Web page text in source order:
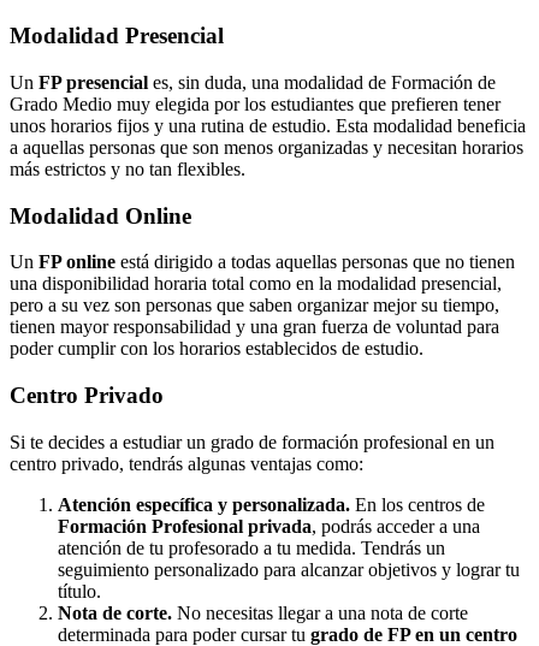
Modalidad Presencial
Un FP presencial es, sin duda, una modalidad de Formación de
Grado Medio muy elegida por los estudiantes que prefieren tener
unos horarios fijos y una rutina de estudio. Esta modalidad beneficia
a aquellas personas que son menos organizadas y necesitan horarios
más estrictos y no tan flexibles.
Modalidad Online
Un FP online está dirigido a todas aquellas personas que no tienen
una disponibilidad horaria total como en la modalidad presencial,
pero a su vez son personas que saben organizar mejor su tiempo,
tienen mayor responsabilidad y una gran fuerza de voluntad para
poder cumplir con los horarios establecidos de estudio.
Centro Privado
Si te decides a estudiar un grado de formación profesional en un
centro privado, tendrás algunas ventajas como:
Atención específica y personalizada. En los centros de
Formación Profesional privada, podrás acceder a una
atención de tu profesorado a tu medida. Tendrás un
seguimiento personalizado para alcanzar objetivos y lograr tu
título.
Nota de corte. No necesitas llegar a una nota de corte
determinada para poder cursar tu grado de FP en un centro